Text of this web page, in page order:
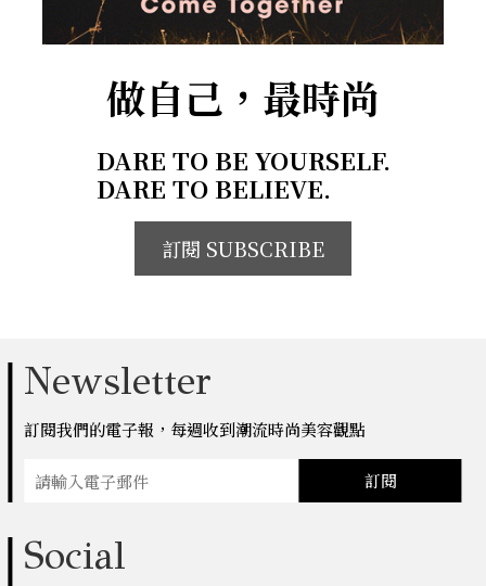
做自己，最時尚
DARE TO BE YOURSELF.
DARE TO BELIEVE.
訂閱 SUBSCRIBE
Newsletter
訂閱我們的電子報，每週收到潮流時尚美容觀點
訂閱
Social